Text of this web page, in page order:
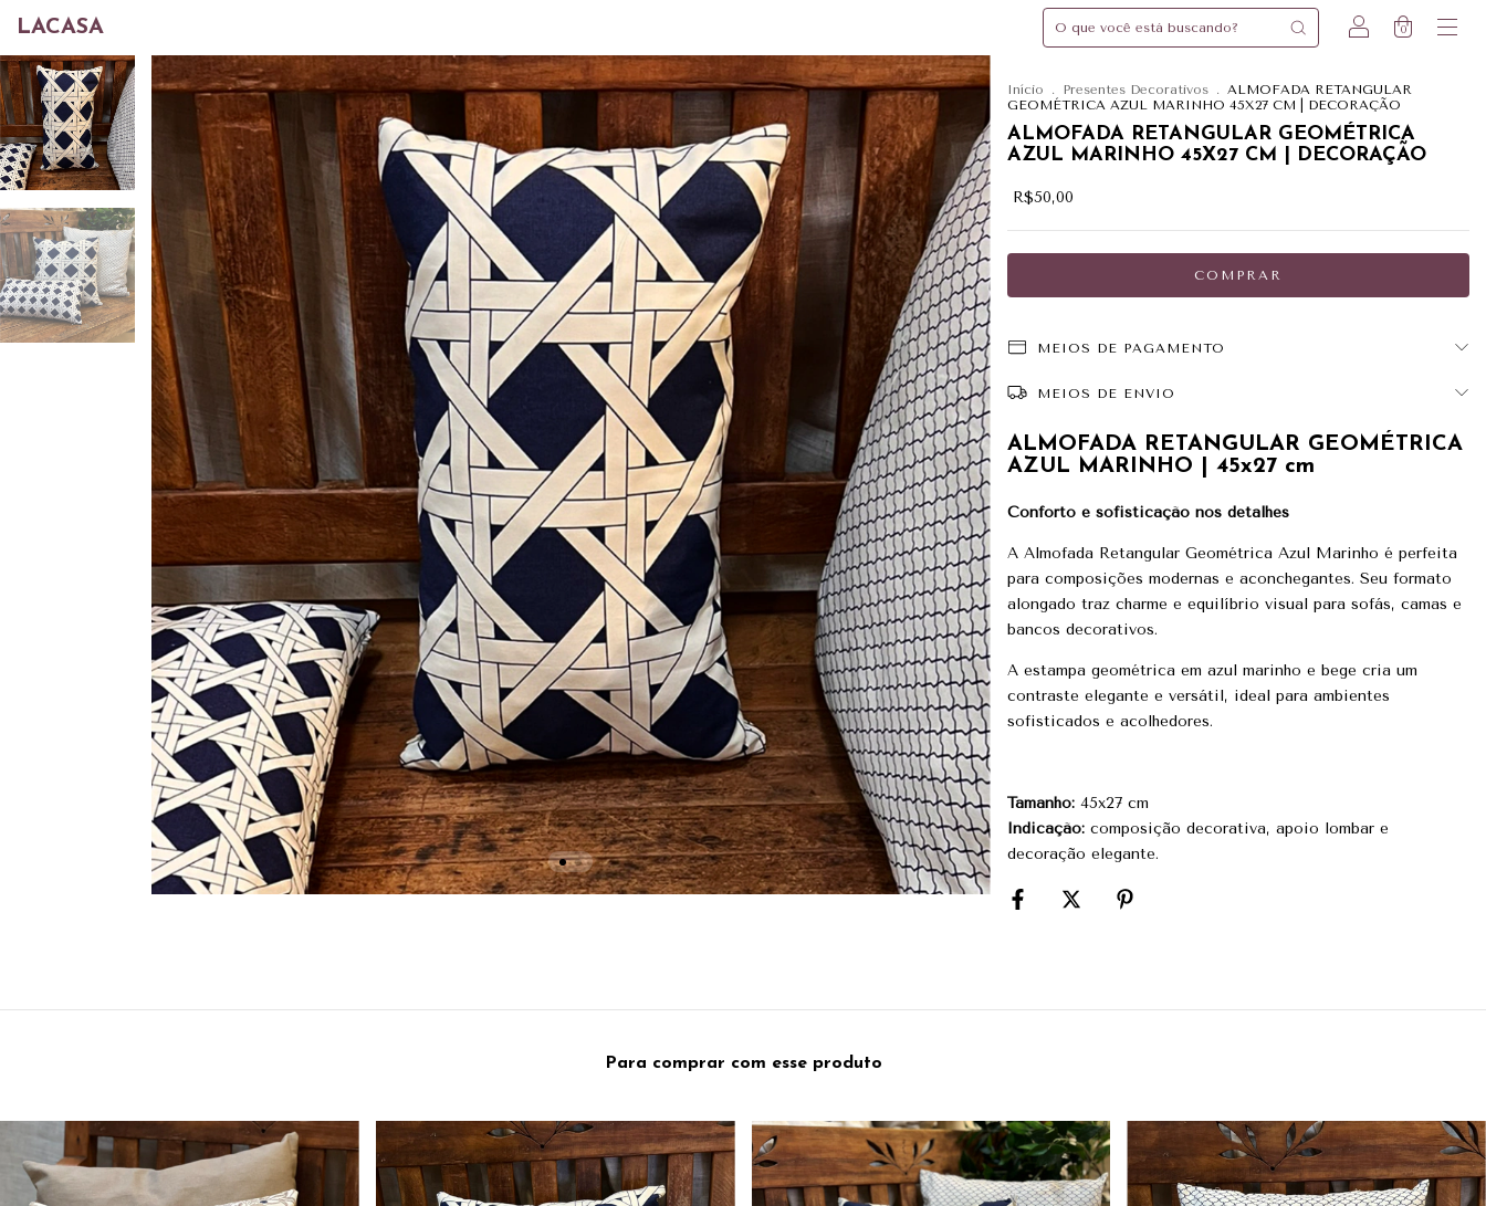
LACASA 0
Início . Presentes Decorativos . ALMOFADA RETANGULAR
GEOMÉTRICA AZUL MARINHO 45X27 CM | DECORAÇÃO
ALMOFADA RETANGULAR GEOMÉTRICA
AZUL MARINHO 45X27 CM | DECORAÇÃO
R$50,00
MEIOS DE PAGAMENTO
MEIOS DE ENVIO
ALMOFADA RETANGULAR GEOMÉTRICA
AZUL MARINHO | 45x27 cm
Conforto e sofisticação nos detalhes
A Almofada Retangular Geométrica Azul Marinho é perfeita
para composições modernas e aconchegantes. Seu formato
alongado traz charme e equilíbrio visual para sofás, camas e
bancos decorativos.
A estampa geométrica em azul marinho e bege cria um
contraste elegante e versátil, ideal para ambientes
sofisticados e acolhedores.
Tamanho: 45x27 cm
Indicação: composição decorativa, apoio lombar e
decoração elegante.
Para comprar com esse produto